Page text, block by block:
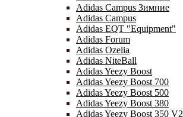
Adidas Campus Зимние
Adidas Campus
Adidas EQT "Equipment"
Adidas Forum
Adidas Ozelia
Adidas NiteBall
Adidas Yeezy Boost
Adidas Yeezy Boost 700
Adidas Yeezy Boost 500
Adidas Yeezy Boost 380
Adidas Yeezy Boost 350 V2